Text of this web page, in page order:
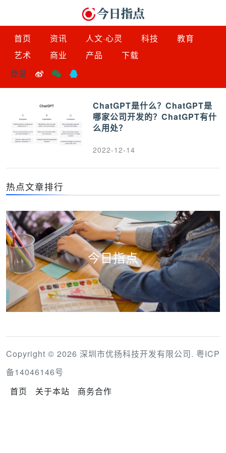
首页 资讯 人文·心灵 科技
教育
艺术
商业 产品
下载
登录
ChatGPT是什么？ChatGPT是
哪家公司开发的？ChatGPT有什
么用处？
2022-12-14
热点文章排行
今日指点
Copyright © 2026 深圳市优扬科技开发有限公司. 粤ICP
备14046146号
首页
关于本站 商务合作